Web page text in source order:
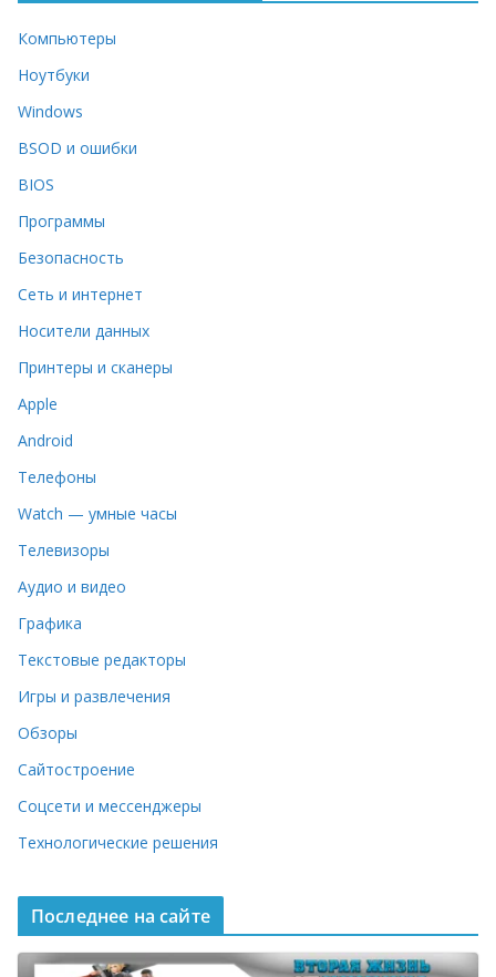
Компьютеры
Ноутбуки
Windows
BSOD и ошибки
BIOS
Программы
Безопасность
Сеть и интернет
Носители данных
Принтеры и сканеры
Apple
Android
Телефоны
Watch — умные часы
Телевизоры
Аудио и видео
Графика
Текстовые редакторы
Игры и развлечения
Обзоры
Сайтостроение
Соцсети и мессенджеры
Технологические решения
Последнее на сайте